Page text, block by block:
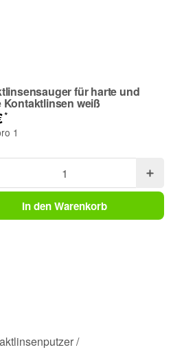
für harte und
Kontaktlinsen weiß
*
1
In den Warenkorb